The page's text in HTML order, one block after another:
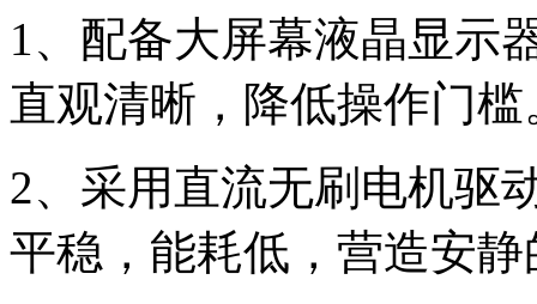
1、配备大屏幕液晶显示
直观清晰，降低操作门槛
2、采用直流无刷电机驱
平稳，能耗低，营造安